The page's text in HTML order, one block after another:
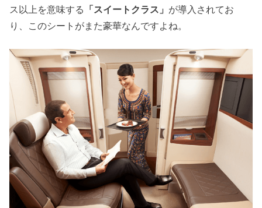
ス以上を意味する
「スイートクラス」 が導入されてお
り、このシートがまた豪華なんですよね。